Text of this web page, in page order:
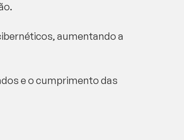
aumentando a
e o cumprimento das